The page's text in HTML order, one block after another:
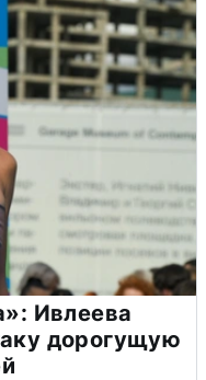
Ивлеева
дорогущую